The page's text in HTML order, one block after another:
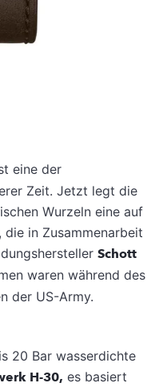
eine der
Zeit. Jetzt legt die
Wurzeln eine auf
in Zusammenarbeit
Schott
waren während des
der US-Army.
20 Bar wasserdichte
H-30, es basiert